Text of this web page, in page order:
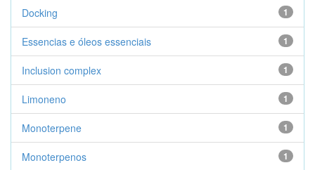
1
Docking
1
Essencias e óleos essenciais
1
Inclusion complex
1
Limoneno
1
Monoterpene
1
Monoterpenos